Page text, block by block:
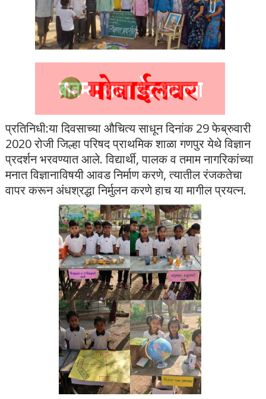
प्रतिनिधी:या दिवसाच्या औचित्य साधून दिनांक 29 फेब्रुवारी
2020 रोजी जिल्हा परिषद प्राथमिक शाळा गणपुर येथे विज्ञान
प्रदर्शन भरवण्यात आले. विद्यार्थी, पालक व तमाम नागरिकांच्या
मनात विज्ञानाविषयी आवड निर्माण करणे, त्यातील रंजकतेचा
वापर करून अंधश्रद्धा निर्मुलन करणे हाच या मागील प्रयत्न.